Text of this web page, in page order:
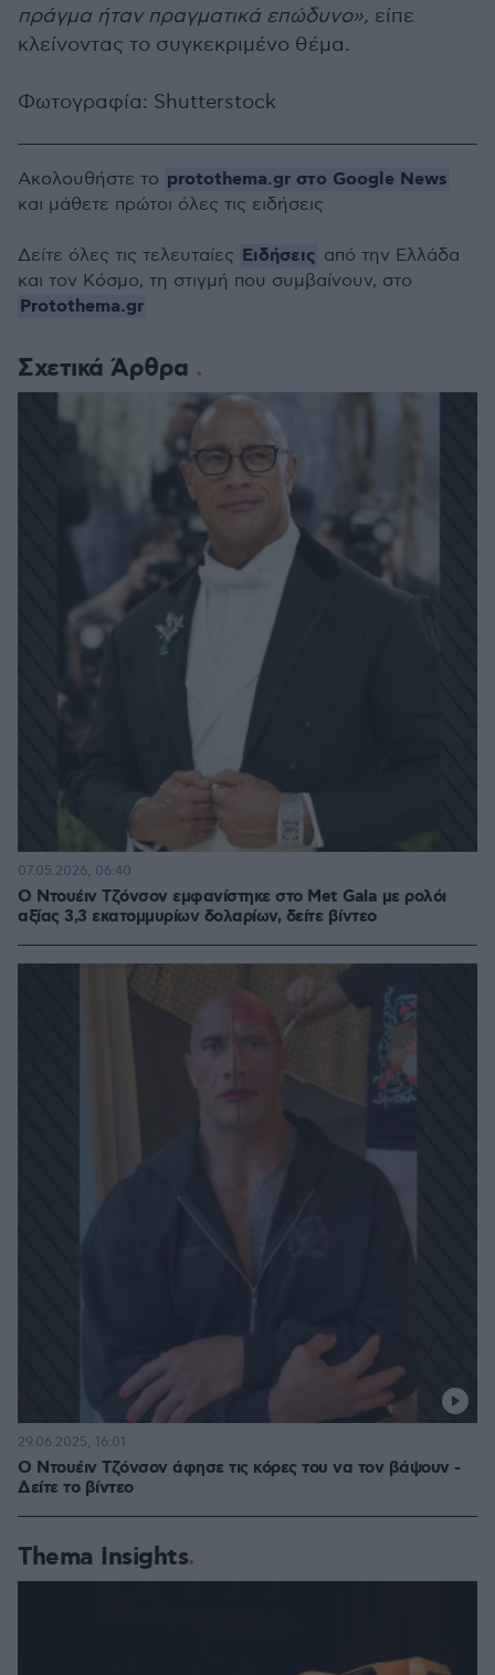
πράγμα ήταν πραγματικά επώδυνο», είπε
κλείνοντας το συγκεκριμένο θέμα.
Φωτογραφία: Shutterstock
Σχετικά Άρθρα
O Ντουέιν Τζόνσον εμφανίστηκε στο Met Gala με ρολόι
αξίας 3,3 εκατομμυρίων δολαρίων, δείτε βίντεο
07.05.2026, 06:40
Ο Ντουέιν Τζόνσον άφησε τις κόρες του να τον βάψουν -
Δείτε το βίντεο
29.06.2025, 16:01
Thema Insights
Ακολουθήστε το protothema.gr στο Google News
και μάθετε πρώτοι όλες τις ειδήσεις
Δείτε όλες τις τελευταίες Ειδήσεις από την Ελλάδα
και τον Κόσμο, τη στιγμή που συμβαίνουν, στο
Protothema.gr